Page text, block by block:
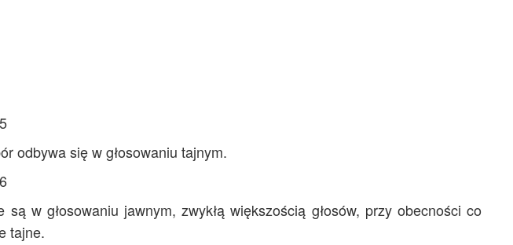
odbywa się w głosowaniu tajnym.
w głosowaniu jawnym, zwykłą większością głosów, przy obecności co
tajne.